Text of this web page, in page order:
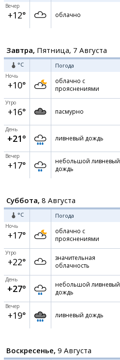
Вечер
+12° облачно
Завтра, Пятница, 7 Августа
°C Погода
Ночь
+10°
облачно с
прояснениями
Утро
+16° пасмурно
День
+21° ливневый дождь
Вечер
+17°
небольшой ливневый
дождь
Суббота, 8 Августа
°C Погода
Ночь
+17°
облачно с
прояснениями
Утро
+22°
значительная
облачность
День
+27°
небольшой ливневый
дождь
Вечер
+19° ливневый дождь
Воскресенье, 9 Августа